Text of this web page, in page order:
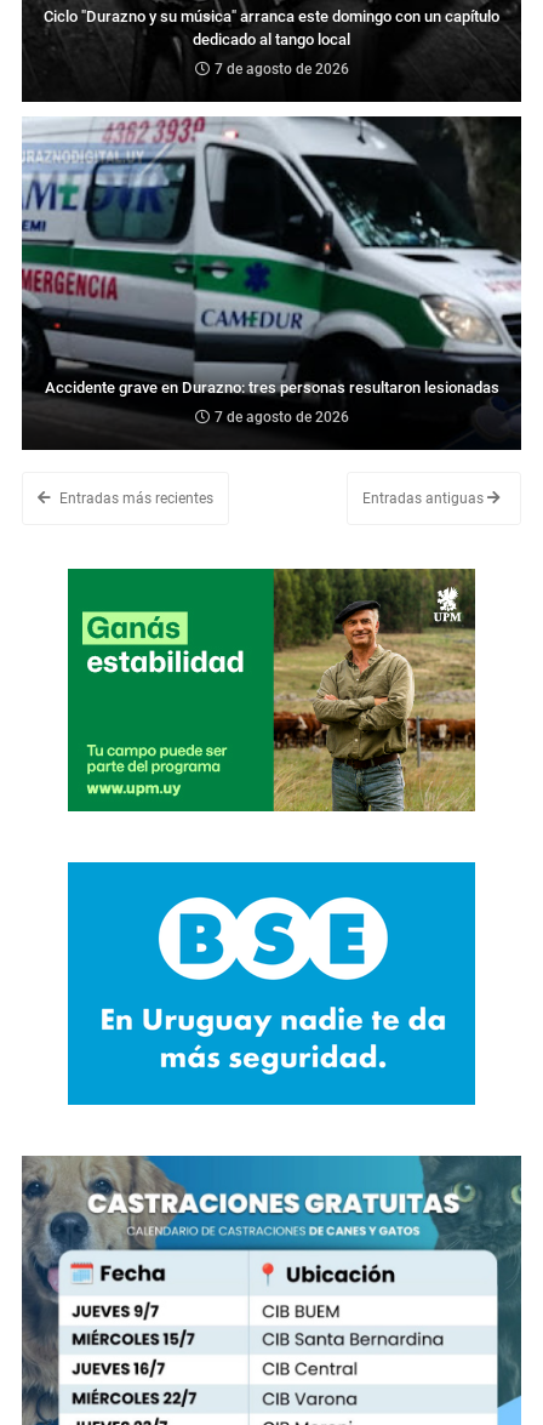
Ciclo "Durazno y su música" arranca este domingo con un capítulo
dedicado al tango local
7 de agosto de 2026
Accidente grave en Durazno: tres personas resultaron lesionadas
7 de agosto de 2026
Entradas más recientes Entradas antiguas